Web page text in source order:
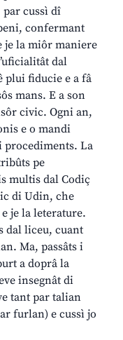
cussì dî
confermant
je la miôr maniere
dal
plui fiducie e a fâ
mans. E a son
civic. Ogni an,
e o mandi
procediments. La
pe
multis dal Codiç
di Udin, che
je la leterature.
dal liceu, cuant
Ma, passâts i
a doprâ la
insegnât di
tant par talian
furlan) e cussì jo